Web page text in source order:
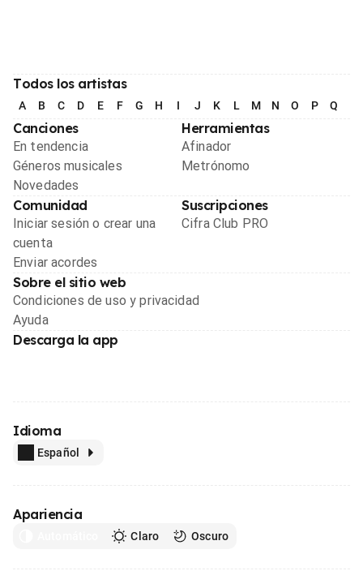
Todos los artistas
A B C D E F G H I J K L M N O P Q
Canciones
En tendencia
Géneros musicales
Novedades
Herramientas
Afinador
Metrónomo
Comunidad
Iniciar sesión o crear una
cuenta
Enviar acordes
Suscripciones
Cifra Club PRO
Sobre el sitio web
Condiciones de uso y privacidad
Ayuda
Descarga la app
Idioma
Español
Apariencia
Claro Oscuro